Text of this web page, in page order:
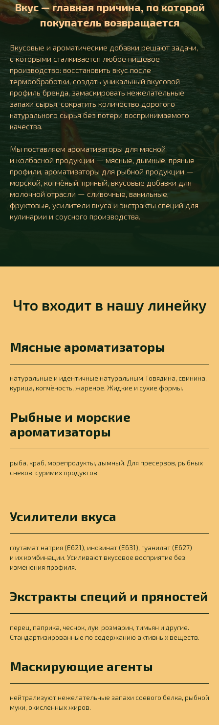
Вкус — главная причина, по которой
покупатель возвращается
Вкусовые и ароматические добавки решают задачи,
с которыми сталкивается любое пищевое
производство: восстановить вкус после
термообработки, создать уникальный вкусовой
профиль бренда, замаскировать нежелательные
запахи сырья, сократить количество дорогого
натурального сырья без потери воспринимаемого
качества.
Мы поставляем ароматизаторы для мясной
и колбасной продукции — мясные, дымные, пряные
профили, ароматизаторы для рыбной продукции —
морской, копчёный, пряный, вкусовые добавки для
молочной отрасли — сливочные, ванильные,
фруктовые, усилители вкуса и экстракты специй для
кулинарии и соусного производства.
Что входит в нашу линейку
Мясные ароматизаторы
натуральные и идентичные натуральным. Говядина, свинина,
курица, копчёность, жареное. Жидкие и сухие формы.
Рыбные и морские
ароматизаторы
рыба, краб, морепродукты, дымный. Для пресервов, рыбных
снеков, суримих продуктов.
Усилители вкуса
глутамат натрия (E621), инозинат (E631), гуанилат (E627)
и их комбинации. Усиливают вкусовое восприятие без
изменения профиля.
Экстракты специй и пряностей
перец, паприка, чеснок, лук, розмарин, тимьян и другие.
Стандартизированные по содержанию активных веществ.
Маскирующие агенты
нейтрализуют нежелательные запахи соевого белка, рыбной
муки, окисленных жиров.